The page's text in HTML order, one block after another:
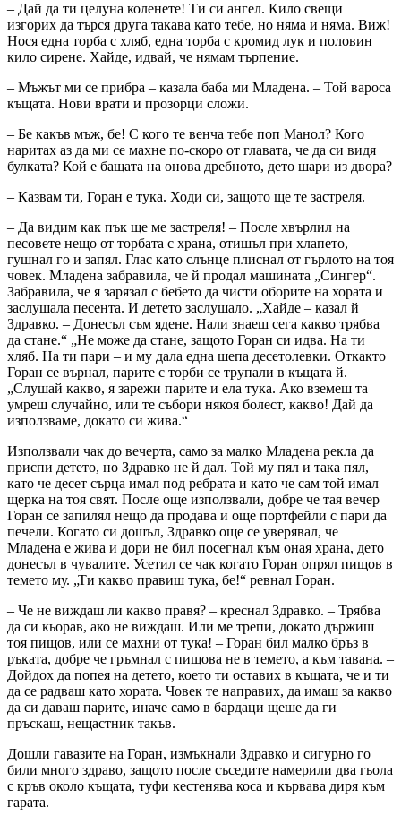
– Дай да ти целуна коленете! Ти си ангел. Кило свещи
изгорих да търся друга такава като тебе, но няма и няма. Виж!
Нося една торба с хляб, една торба с кромид лук и половин
кило сирене. Хайде, идвай, че нямам търпение.
– Мъжът ми се прибра – казала баба ми Младена. – Той вароса
къщата. Нови врати и прозорци сложи.
– Бе какъв мъж, бе! С кого те венча тебе поп Манол? Кого
наритах аз да ми се махне по-скоро от главата, че да си видя
булката? Кой е бащата на онова дребното, дето шари из двора?
– Казвам ти, Горан е тука. Ходи си, защото ще те застреля.
– Да видим как пък ще ме застреля! – После хвърлил на
песовете нещо от торбата с храна, отишъл при хлапето,
гушнал го и запял. Глас като слънце плиснал от гърлото на тоя
човек. Младена забравила, че й продал машината „Сингер“.
Забравила, че я зарязал с бебето да чисти оборите на хората и
заслушала песента. И детето заслушало. „Хайде – казал й
Здравко. – Донесъл съм ядене. Нали знаеш сега какво трябва
да стане.“ „Не може да стане, защото Горан си идва. На ти
хляб. На ти пари – и му дала една шепа десетолевки. Откакто
Горан се върнал, парите с торби се трупали в къщата й.
„Слушай какво, я зарежи парите и ела тука. Ако вземеш та
умреш случайно, или те събори някоя болест, какво! Дай да
използваме, докато си жива.“
Използвали чак до вечерта, само за малко Младена рекла да
приспи детето, но Здравко не й дал. Той му пял и така пял,
като че десет сърца имал под ребрата и като че сам той имал
щерка на тоя свят. После още използвали, добре че тая вечер
Горан се запилял нещо да продава и още портфейли с пари да
печели. Когато си дошъл, Здравко още се уверявал, че
Младена е жива и дори не бил посегнал към оная храна, дето
донесъл в чувалите. Усетил се чак когато Горан опрял пищов в
темето му. „Ти какво правиш тука, бе!“ ревнал Горан.
– Че не виждаш ли какво правя? – креснал Здравко. – Трябва
да си кьорав, ако не виждаш. Или ме трепи, докато държиш
тоя пищов, или се махни от тука! – Горан бил малко бръз в
ръката, добре че гръмнал с пищова не в темето, а към тавана. –
Дойдох да попея на детето, което ти оставих в къщата, че и ти
да се радваш като хората. Човек те направих, да имаш за какво
да си даваш парите, иначе само в бардаци щеше да ги
пръскаш, нещастник такъв.
Дошли гавазите на Горан, измъкнали Здравко и сигурно го
били много здраво, защото после съседите намерили два гьола
с кръв около къщата, туфи кестенява коса и кървава диря към
гарата.